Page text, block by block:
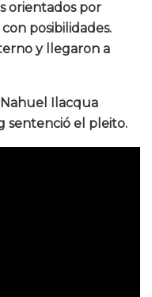
orientados por
posibilidades.
y llegaron a
Ilacqua
sentenció el pleito.